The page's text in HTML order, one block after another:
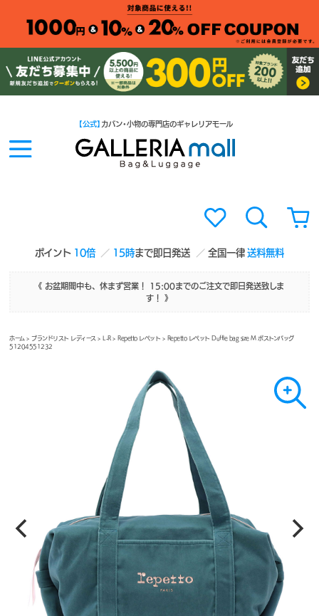
ポイント 10倍 15時まで即日発送 全国一律送料無料
【公式】 カバン・小物の専門店のギャレリアモール
《 お盆期間中も、休まず営業！ 15:00までのご注文で即日発送致しま
す！ 》
ホーム >ブランドリスト レディース > L-R> Repetto レペット > Repetto レペット Duffle bag size M ボストンバッグ
51204551232